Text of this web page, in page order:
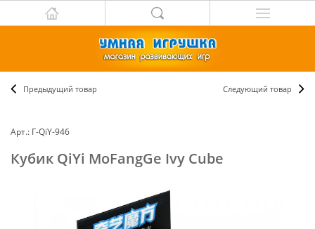
Предыдущий товар Следующий товар
Арт.: Г-QiY-946
Кубик QiYi MoFangGe Ivy Cube